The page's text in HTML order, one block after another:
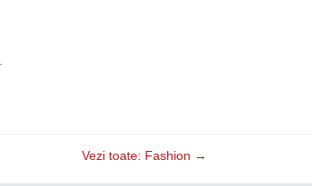
Vezi toate: Fashion →